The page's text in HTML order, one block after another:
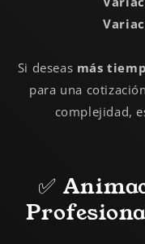
Si deseas más
para una
complejidad,
✅